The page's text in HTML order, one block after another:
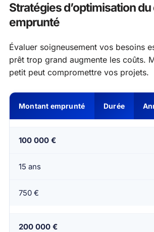
Stratégies d’optimisation du
emprunté
Évaluer soigneusement vos besoins
prêt trop grand augmente les coûts.
petit peut compromettre vos projets.
Montant emprunté Durée
100 000 €
15 ans
750 €
200 000 €